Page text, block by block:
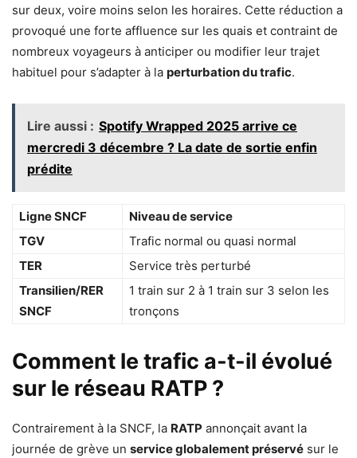
sur deux, voire moins selon les horaires. Cette réduction a
provoqué une forte affluence sur les quais et contraint de
nombreux voyageurs à anticiper ou modifier leur trajet
habituel pour s’adapter à la perturbation du trafic.
Lire aussi : Spotify Wrapped 2025 arrive ce
mercredi 3 décembre ? La date de sortie enfin
prédite
Ligne SNCF
Niveau de service
TGV
Trafic normal ou quasi normal
TER
Service très perturbé
Transilien/RER
SNCF
1 train sur 2 à 1 train sur 3 selon les
tronçons
Comment le trafic a-t-il évolué
sur le réseau RATP ?
Contrairement à la SNCF, la RATP annonçait avant la
journée de grève un service globalement préservé sur le